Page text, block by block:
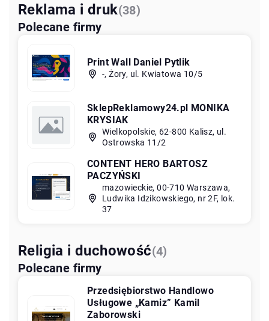
Reklama i druk(38)
Polecane firmy
Print Wall Daniel Pytlik
-, Żory, ul. Kwiatowa 10/5
SklepReklamowy24.pl MONIKA
KRYSIAK
Wielkopolskie, 62-800 Kalisz, ul.
Ostrowska 11/2
CONTENT HERO BARTOSZ
PACZYŃSKI
mazowieckie, 00-710 Warszawa,
Ludwika Idzikowskiego, nr 2F, lok.
37
Religia i duchowość(4)
Polecane firmy
Przedsiębiorstwo Handlowo
Usługowe „Kamiz” Kamil
Zaborowski